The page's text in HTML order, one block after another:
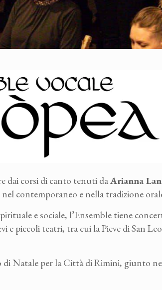
dai corsi di canto tenuti daArianna
contemporaneo e nella tradizione
e sociale, l’Ensemble tiene
piccoli teatri, tra cui la Pieve di San
Natale per la Città di Rimini, giunto